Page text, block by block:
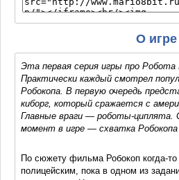
О игре
Эта первая серия игры про Робота
Практически каждый смотрел
Робокопа. В первую очередь
киборг, который сражается с
Главные враги — роботы-циплята.
момент в игре — схватка
По сюжету фильма Робокоп когда-
полицейским, пока в одном из